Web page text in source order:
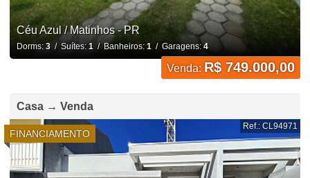
Céu Azul / Matinhos - PR
Dorms: 3/ Suítes: 1/ Banheiros: 1/ Garagens:4
Venda: R$ 749.000,00
Casa → Venda
FINANCIAMENTO
Ref.: CL94971